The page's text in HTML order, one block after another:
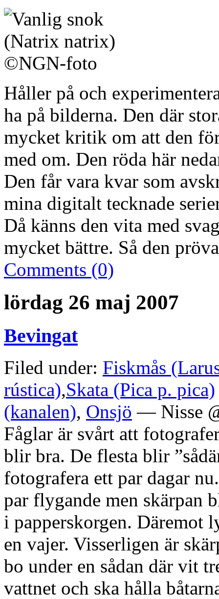
Håller på och
ha på bilderna. Den där
mycket kritik om att den
med om. Den röda här
Den får vara kvar som
mina digitalt tecknade
Då känns den vita med
mycket bättre. Så den
Comments (0)
lördag 26 maj 2007
Bevingat
Filed under: Fiskmås
rústica),Skata (Pica p. pica)
(kanalen), Onsjö — Nisse
Fåglar är svårt att
blir bra. De flesta blir
fotografera ett par dagar
par flygande men skärpan
i papperskorgen. Däremot
en vajer. Visserligen är
bo under en sådan där vit
vattnet och ska hålla